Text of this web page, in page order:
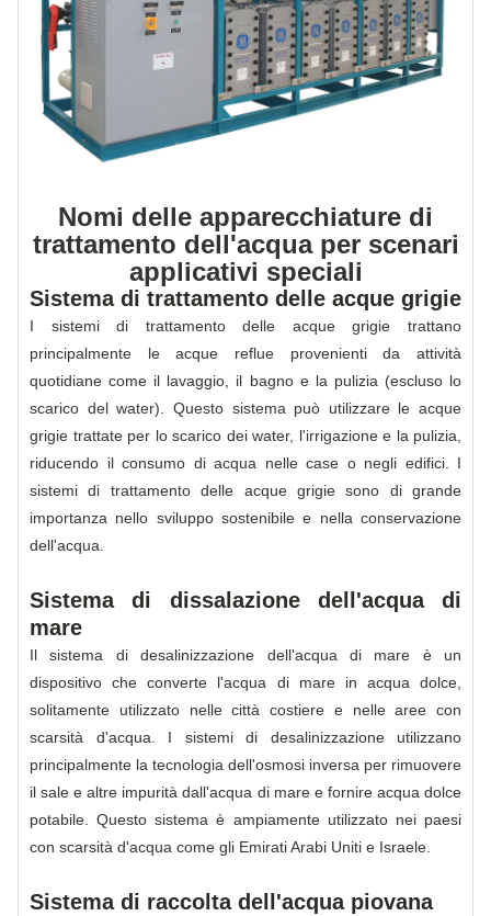
Nomi delle apparecchiature di
trattamento dell'acqua per scenari
applicativi speciali
Sistema di trattamento delle acque grigie
I sistemi di trattamento delle acque grigie trattano
principalmente le acque reflue provenienti da attività
quotidiane come il lavaggio, il bagno e la pulizia (escluso lo
scarico del water). Questo sistema può utilizzare le acque
grigie trattate per lo scarico dei water, l'irrigazione e la pulizia,
riducendo il consumo di acqua nelle case o negli edifici. I
sistemi di trattamento delle acque grigie sono di grande
importanza nello sviluppo sostenibile e nella conservazione
dell'acqua.
Sistema di dissalazione dell'acqua di
mare
Il sistema di desalinizzazione dell'acqua di mare è un
dispositivo che converte l'acqua di mare in acqua dolce,
solitamente utilizzato nelle città costiere e nelle aree con
scarsità d'acqua. I sistemi di desalinizzazione utilizzano
principalmente la tecnologia dell'osmosi inversa per rimuovere
il sale e altre impurità dall'acqua di mare e fornire acqua dolce
potabile. Questo sistema è ampiamente utilizzato nei paesi
con scarsità d'acqua come gli Emirati Arabi Uniti e Israele.
Sistema di raccolta dell'acqua piovana